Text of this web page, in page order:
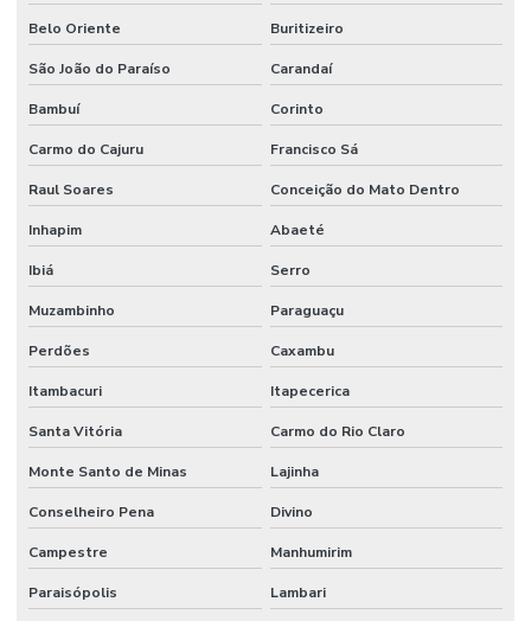
Belo Oriente Buritizeiro
São João do Paraíso Carandaí
Bambuí Corinto
Carmo do Cajuru Francisco Sá
Raul Soares Conceição do Mato Dentro
Inhapim Abaeté
Ibiá Serro
Muzambinho Paraguaçu
Perdões Caxambu
Itambacuri Itapecerica
Santa Vitória Carmo do Rio Claro
Monte Santo de Minas Lajinha
Conselheiro Pena Divino
Campestre Manhumirim
Paraisópolis Lambari